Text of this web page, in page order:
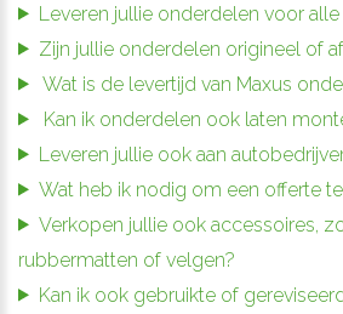
Leveren jullie onderdelen voor
Zijn jullie onderdelen origineel of
Wat is de levertijd van Maxus
Kan ik onderdelen ook laten
Leveren jullie ook aan
Wat heb ik nodig om een offerte
Verkopen jullie ook accessoires,
rubbermatten of velgen?
Kan ik ook gebruikte of